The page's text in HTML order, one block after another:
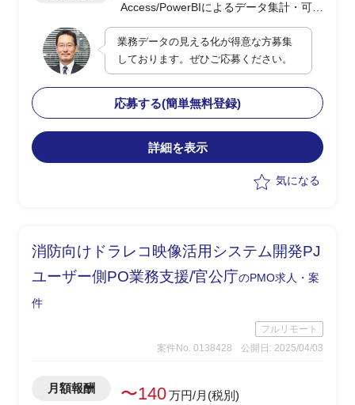
Access/PowerBIによるデータ集計・可視
化のダッシュボード作成
・最適なDB構成の検討及び提案型での
業務改善支援
・顧客PJの決裁/発注/契約などの各種手
続き支援
・現行業務理解者と連携したスムーズな
引継ぎを想定
業務データの見える化が得意な方募集
しております。ぜひご応募ください。
応募する(簡単無料登録)
詳細を表示
気になる
消防向けドラレコ映像活用システム開発PJ
ユーザー側PO業務支援/官公庁のPMO求人・案
件
フルリモート
案件No. 0138428
公開日: 2025/04/03
月額報酬 〜140万円/月(税別)